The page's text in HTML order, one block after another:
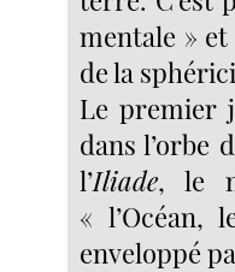
mentale »
de la
Le premier
dans l’orbe
l’Iliade, le
« l’Océan,
enveloppé